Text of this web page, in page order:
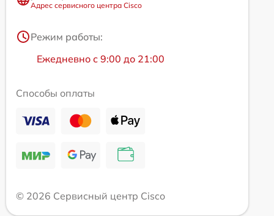
Адрес сервисного центра Cisco
Режим работы:
Ежедневно с 9:00 до 21:00
Способы оплаты
© 2026 Сервисный центр Cisco